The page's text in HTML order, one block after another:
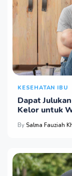
KESEHATAN IBU
Dapat
Kelor untuk
By Salma Fauziah